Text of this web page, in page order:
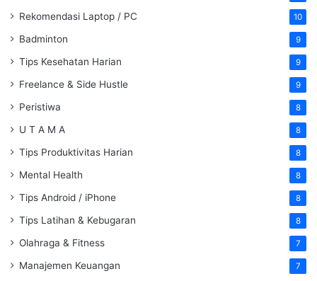
Rekomendasi Laptop / PC 10
Badminton 9
Tips Kesehatan Harian 9
Freelance & Side Hustle 9
Peristiwa 8
U T A M A 8
Tips Produktivitas Harian 8
Mental Health 8
Tips Android / iPhone 8
Tips Latihan & Kebugaran 8
Olahraga & Fitness 7
Manajemen Keuangan 7